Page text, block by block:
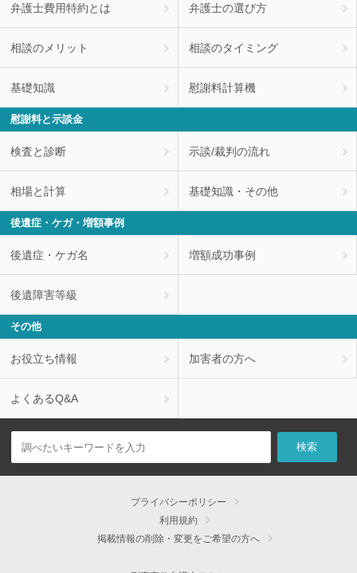
弁護士費用特約とは 弁護士の選び方
相談のメリット 相談のタイミング
基礎知識 慰謝料計算機
慰謝料と示談金
検査と診断 示談/裁判の流れ
相場と計算 基礎知識・その他
後遺症・ケガ・増額事例
後遺症・ケガ名 増額成功事例
後遺障害等級
その他
お役立ち情報 加害者の方へ
よくあるQ&A
プライバシーポリシー
利用規約
掲載情報の削除・変更をご希望の方へ